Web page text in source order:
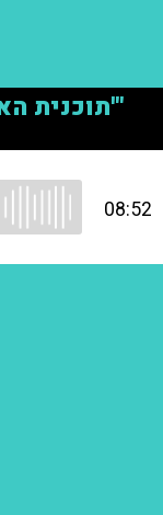
"'תוכנית
08:52